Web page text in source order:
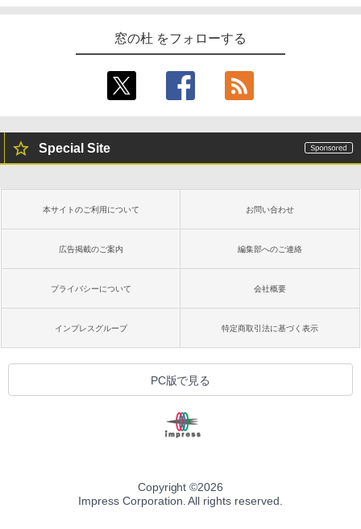
窓の杜 をフォローする
Special Site
本サイトのご利用について お問い合わせ
広告掲載のご案内 編集部へのご連絡
プライバシーについて 会社概要
インプレスグループ 特定商取引法に基づく表示
PC版で見る
Copyright ©2026
Impress Corporation. All rights reserved.